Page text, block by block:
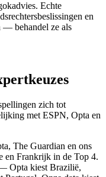
Echte
en
— behandel ze als
zich tot
met ESPN, Opta en
The Guardian en ons
en Frankrijk in de Top 4.
Opta kiest Brazilië,